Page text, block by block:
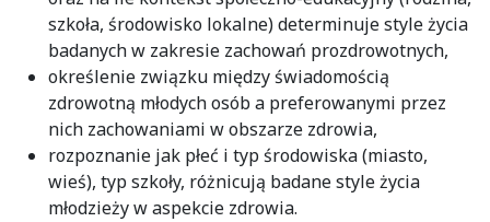
szkoła, środowisko lokalne) determinuje style życia
badanych w zakresie zachowań prozdrowotnych,
określenie związku między świadomością
zdrowotną młodych osób a preferowanymi przez
nich zachowaniami w obszarze zdrowia,
rozpoznanie jak płeć i typ środowiska (miasto,
wieś), typ szkoły, różnicują badane style życia
młodzieży w aspekcie zdrowia.